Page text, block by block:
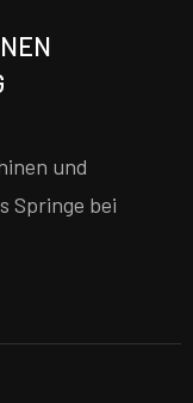
und
Springe bei